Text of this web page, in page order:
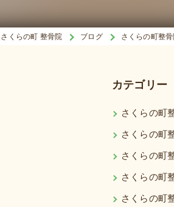
くらの町 整骨院 ブログ さくらの町整
カテゴリー
さくらの町
さくらの町
さくらの
さくらの
さくらの町